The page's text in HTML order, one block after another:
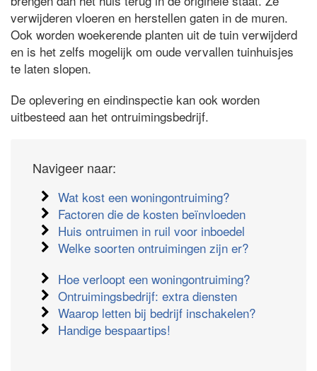
verwijderen vloeren en herstellen gaten in de muren.
Ook worden woekerende planten uit de tuin verwijderd
en is het zelfs mogelijk om oude vervallen tuinhuisjes
te laten slopen.
De oplevering en eindinspectie kan ook worden
uitbesteed aan het ontruimingsbedrijf.
Navigeer naar:
Wat kost een woningontruiming?
Factoren die de kosten beïnvloeden
Huis ontruimen in ruil voor inboedel
Welke soorten ontruimingen zijn er?
Hoe verloopt een woningontruiming?
Ontruimingsbedrijf: extra diensten
Waarop letten bij bedrijf inschakelen?
Handige bespaartips!